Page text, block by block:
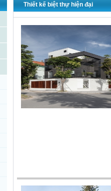
Thiết kế biệt thự hiện đại